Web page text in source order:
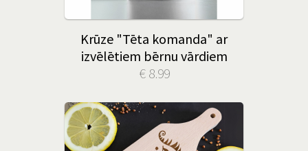
Krūze "Tēta komanda" ar
izvēlētiem bērnu vārdiem
€ 8.99